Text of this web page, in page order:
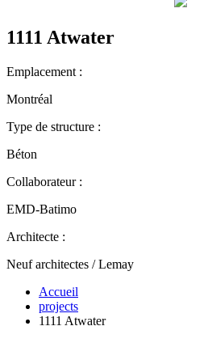
1111 Atwater
Emplacement :
Montréal
Type de structure :
Béton
Collaborateur :
EMD-Batimo
Architecte :
Neuf architectes / Lemay
Accueil
projects
1111 Atwater